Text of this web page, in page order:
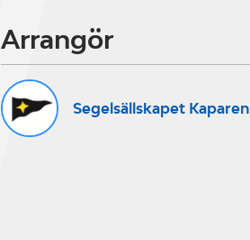
Arrangör
Segelsällskapet Kaparen